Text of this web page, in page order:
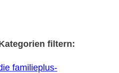
filtern:
familieplus-